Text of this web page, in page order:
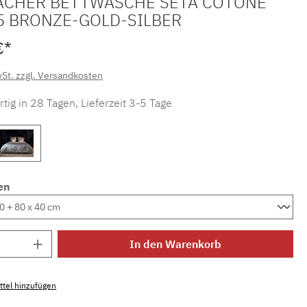
BRONZE-GOLD-SILBER
zzgl. Versandkosten
in 28 Tagen, Lieferzeit 3-5 Tage
Anzahl: Gib den gewünschten Wert ein
In den Warenkorb
hinzufügen